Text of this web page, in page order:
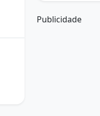
Publicidade